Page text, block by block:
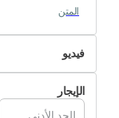
المتن
فيديو
غير متوفر
متوفرالإيجار